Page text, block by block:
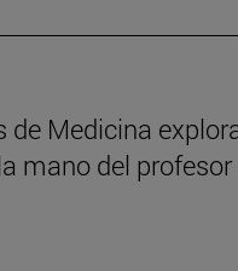
Medicina
mano del